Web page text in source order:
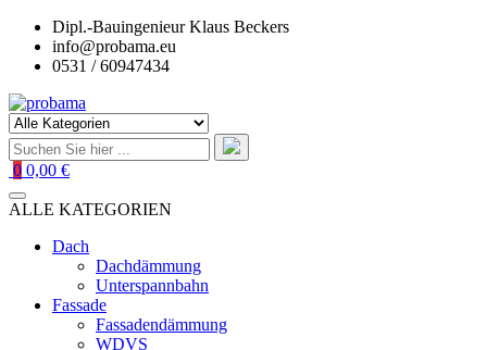
Zum
Inhalt
springen
Dipl.-Bauingenieur Klaus Beckers
info@probama.eu
0531 / 60947434
0 0,00 €
ALLE KATEGORIEN
Dach
Dachdämmung
Unterspannbahn
Fassade
Fassadendämmung
WDVS